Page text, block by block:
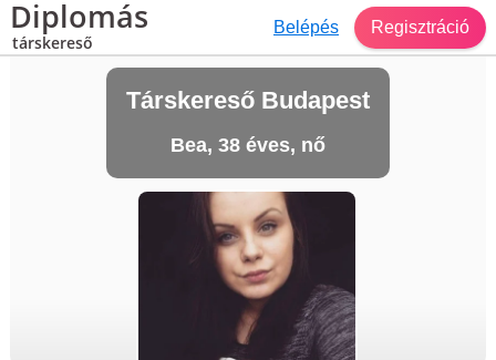
Diplomás
társkereső
Belépés Regisztráció
Társkereső Budapest
Bea, 38 éves, nő